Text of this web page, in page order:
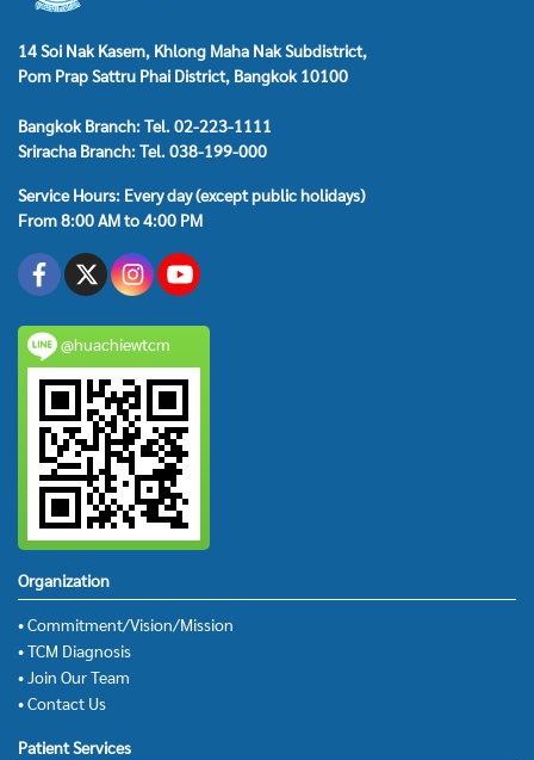
14 Soi Nak Kasem, Khlong Maha Nak Subdistrict,
Pom Prap Sattru Phai District, Bangkok 10100
Bangkok Branch: Tel. 02-223-1111
Sriracha Branch: Tel. 038-199-000
Service Hours: Every day (except public holidays)
From 8:00 AM to 4:00 PM
@huachiewtcm
Organization
• Commitment/Vision/Mission
• TCM Diagnosis
• Join Our Team
• Contact Us
Patient Services